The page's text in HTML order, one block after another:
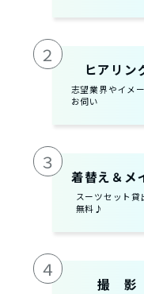
２
ヒアリン
志望業界やイメ
お伺い
３
着替え＆メ
スーツセット貸
無料♪
４
撮 影